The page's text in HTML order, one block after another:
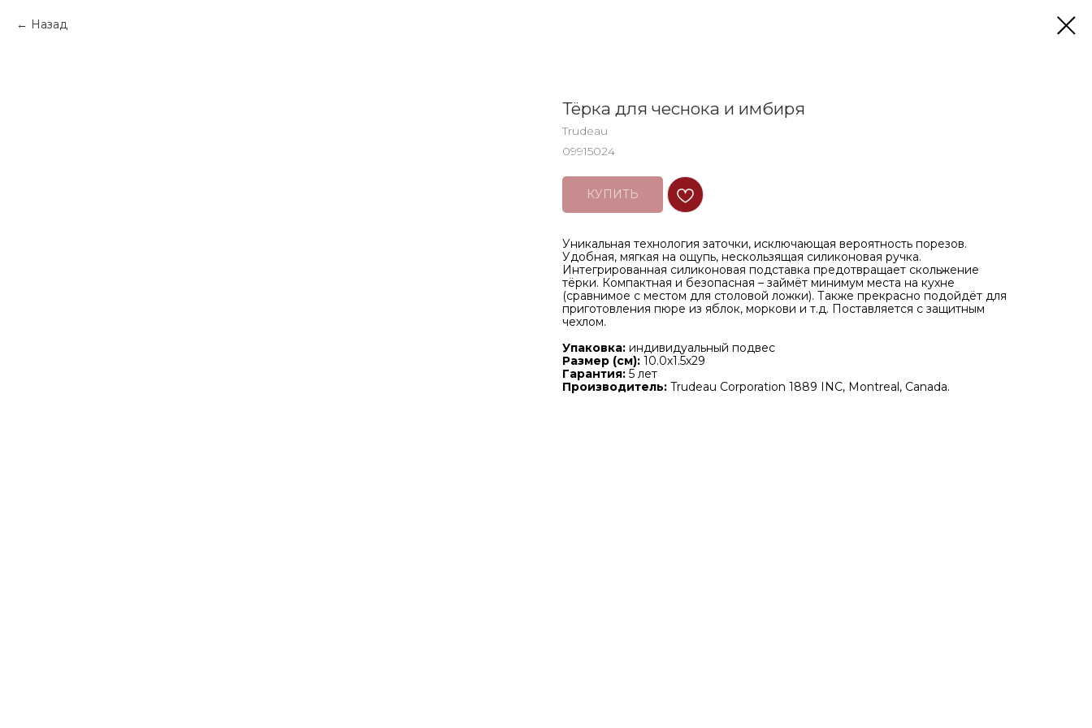
Назад
Тёрка для чеснока и имбиря
Trudeau
09915024
КУПИТЬ
Уникальная технология заточки, исключающая вероятность порезов.
Удобная, мягкая на ощупь, нескользящая силиконовая ручка.
Интегрированная силиконовая подставка предотвращает скольжение
тёрки. Компактная и безопасная – займёт минимум места на кухне
(сравнимое с местом для столовой ложки). Также прекрасно подойдёт для
приготовления пюре из яблок, моркови и т.д. Поставляется с защитным
чехлом.
Упаковка: индивидуальный подвес
Размер (см): 10.0х1.5х29
Гарантия: 5 лет
Производитель: Trudeau Corporation 1889 INC, Montreal, Canada.